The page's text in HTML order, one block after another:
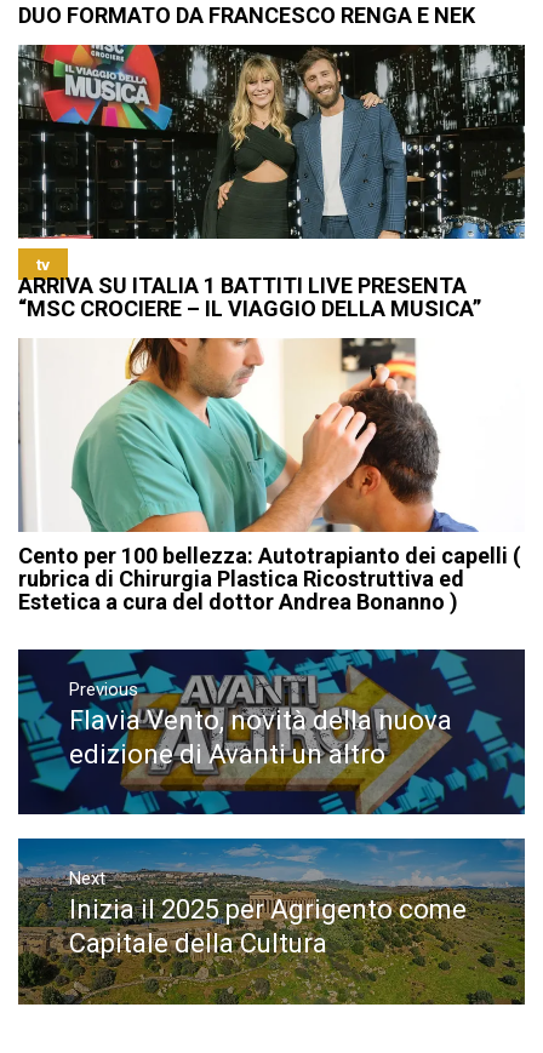
DUO FORMATO DA FRANCESCO RENGA E NEK
tv
ARRIVA SU ITALIA 1 BATTITI LIVE PRESENTA
“MSC CROCIERE – IL VIAGGIO DELLA MUSICA”
Cento per 100 bellezza: Autotrapianto dei capelli (
rubrica di Chirurgia Plastica Ricostruttiva ed
Estetica a cura del dottor Andrea Bonanno )
Navigazione
articoli
Previous
Previous
post:
Flavia Vento, novità della nuova
edizione di Avanti un altro
Next
Next
post:
Inizia il 2025 per Agrigento come
Capitale della Cultura